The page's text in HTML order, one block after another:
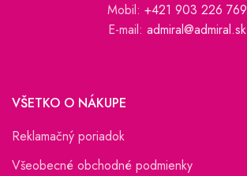
Mobil: +421 903 226 769
E-mail: admiral@admiral.sk
VŠETKO O NÁKUPE
Reklamačný poriadok
Všeobecné obchodné podmienky